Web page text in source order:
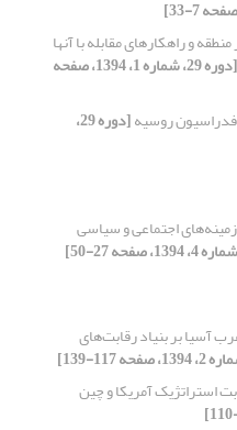
و راهکارهای مقابله با آنها
[دوره 29، شماره 1، 1394، صفحه
روسیه [دوره 29،
اجتماعی و سیاسی
آسیا بر بنیاد رقابت‌های
استراتژیک آمریکا و چین